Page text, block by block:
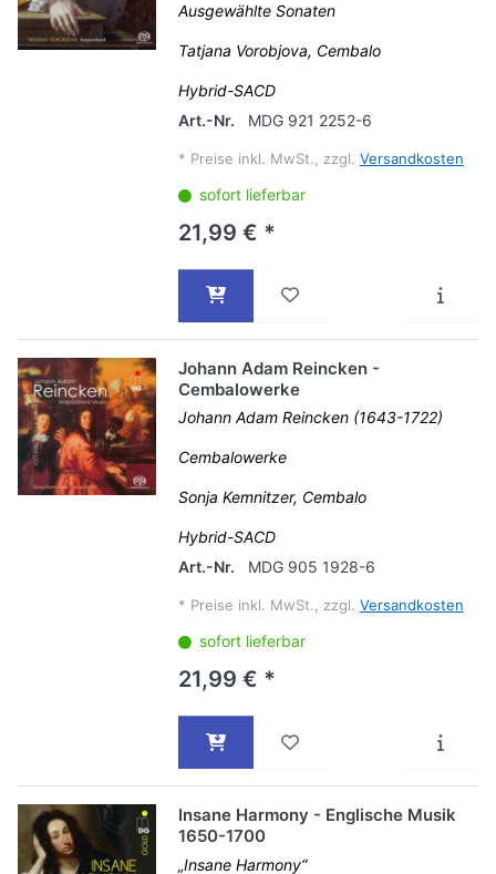
Ausgewählte Sonaten
Tatjana Vorobjova, Cembalo
Hybrid-SACD
Art.-Nr.
MDG 921 2252-6
* Preise inkl. MwSt., zzgl. Versandkosten
sofort lieferbar
21,99 € *
Johann Adam Reincken -
Cembalowerke
Johann Adam Reincken (1643-1722)
Cembalowerke
Sonja Kemnitzer, Cembalo
Hybrid-SACD
Art.-Nr.
MDG 905 1928-6
* Preise inkl. MwSt., zzgl. Versandkosten
sofort lieferbar
21,99 € *
Insane Harmony - Englische Musik
1650-1700
„Insane Harmony“